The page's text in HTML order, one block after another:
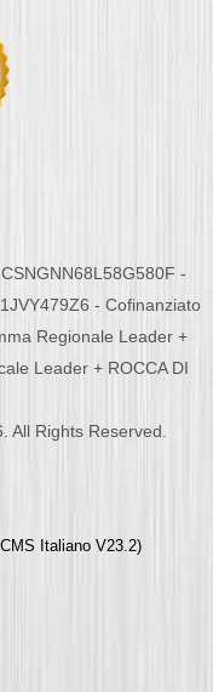
-
- Cofinanziato
Regionale Leader +
Leader + ROCCA DI
All Rights Reserved.
Italiano V23.2)